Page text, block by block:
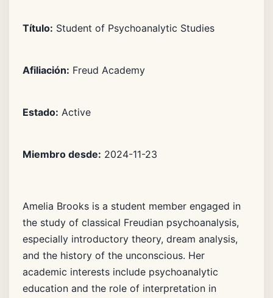
Título: Student of Psychoanalytic Studies
Afiliación: Freud Academy
Estado: Active
Miembro desde: 2024-11-23
Amelia Brooks is a student member engaged in
the study of classical Freudian psychoanalysis,
especially introductory theory, dream analysis,
and the history of the unconscious. Her
academic interests include psychoanalytic
education and the role of interpretation in